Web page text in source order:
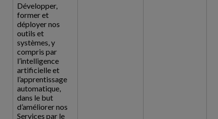
Développer,
former et
déployer nos
outils et
systèmes, y
compris par
l’intelligence
artificielle et
l’apprentissage
automatique,
dans le but
d’améliorer nos
Services par le